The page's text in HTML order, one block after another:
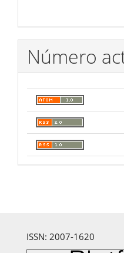
Número
ISSN: 2007-1620